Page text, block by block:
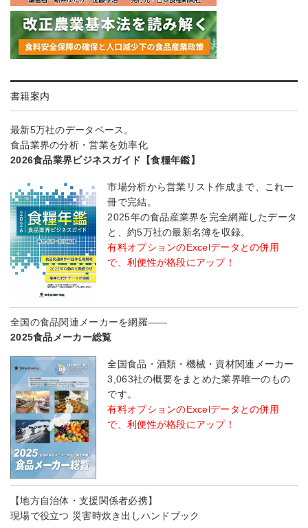
書籍案内
最新5万社のデータベース。
食品業界の分析・営業を効率化
2026食品業界ビジネスガイド【食糧年鑑】
市場分析から営業リスト作成まで、これ一
冊で完結。
2025年の食品産業界を完全網羅したデータ
と、約5万社の最新名簿を収録。
有料オプションのExcelデータとの併用
で、利便性が格段にアップ！
全国の食品関連メーカーを網羅――
2025食品メーカー総覧
全国食品・酒類・機械・資材関連メーカー
3,063社の概要をまとめた業界唯一のもの
です。
有料オプションのExcelデータとの併用
で、利便性が格段にアップ！
【地方自治体・支援関係者必携】
現場で役立つ 災害時炊き出しハンドブック